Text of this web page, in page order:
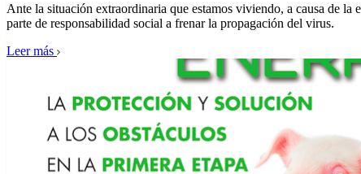
Ante la situación extraordinaria que estamos viviendo, a causa de
parte de responsabilidad social a frenar la propagación del virus.
Leer más